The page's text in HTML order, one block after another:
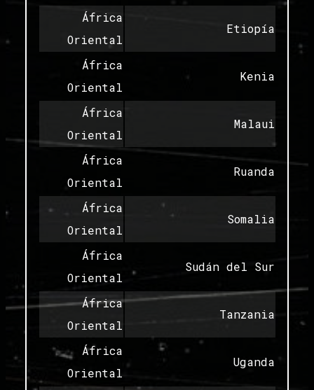
Etiopía
África
Oriental
Kenia
África
Oriental
Malaui
África
Oriental
Ruanda
África
Oriental
Somalia
África
Oriental
Sudán del Sur
África
Oriental
Tanzania
África
Oriental
Uganda
África
Oriental